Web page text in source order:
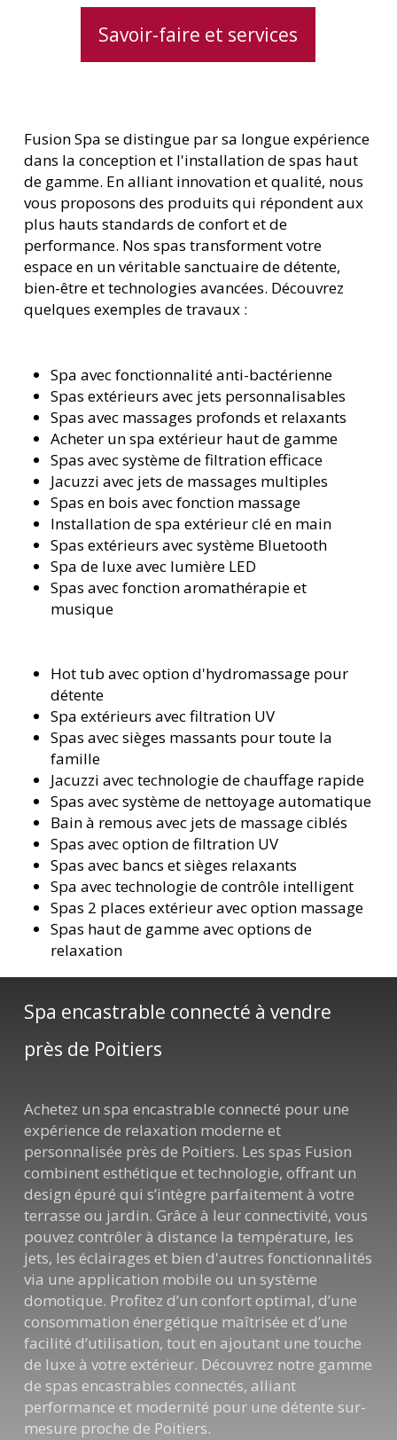
Savoir-faire et services
Fusion Spa se distingue par sa longue expérience
dans la conception et l'installation de spas haut
de gamme. En alliant innovation et qualité, nous
vous proposons des produits qui répondent aux
plus hauts standards de confort et de
performance. Nos spas transforment votre
espace en un véritable sanctuaire de détente,
bien-être et technologies avancées. Découvrez
quelques exemples de travaux :
Spa avec fonctionnalité anti-bactérienne
Spas extérieurs avec jets personnalisables
Spas avec massages profonds et relaxants
Acheter un spa extérieur haut de gamme
Spas avec système de filtration efficace
Jacuzzi avec jets de massages multiples
Spas en bois avec fonction massage
Installation de spa extérieur clé en main
Spas extérieurs avec système Bluetooth
Spa de luxe avec lumière LED
Spas avec fonction aromathérapie et
musique
Hot tub avec option d'hydromassage pour
détente
Spa extérieurs avec filtration UV
Spas avec sièges massants pour toute la
famille
Jacuzzi avec technologie de chauffage rapide
Spas avec système de nettoyage automatique
Bain à remous avec jets de massage ciblés
Spas avec option de filtration UV
Spas avec bancs et sièges relaxants
Spa avec technologie de contrôle intelligent
Spas 2 places extérieur avec option massage
Spas haut de gamme avec options de
relaxation
Spa encastrable connecté à vendre
près de Poitiers
Achetez un spa encastrable connecté pour une
expérience de relaxation moderne et
personnalisée près de Poitiers. Les spas Fusion
combinent esthétique et technologie, offrant un
design épuré qui s’intègre parfaitement à votre
terrasse ou jardin. Grâce à leur connectivité, vous
pouvez contrôler à distance la température, les
jets, les éclairages et bien d'autres fonctionnalités
via une application mobile ou un système
domotique. Profitez d’un confort optimal, d’une
consommation énergétique maîtrisée et d’une
facilité d’utilisation, tout en ajoutant une touche
de luxe à votre extérieur. Découvrez notre gamme
de spas encastrables connectés, alliant
performance et modernité pour une détente sur-
mesure proche de Poitiers.